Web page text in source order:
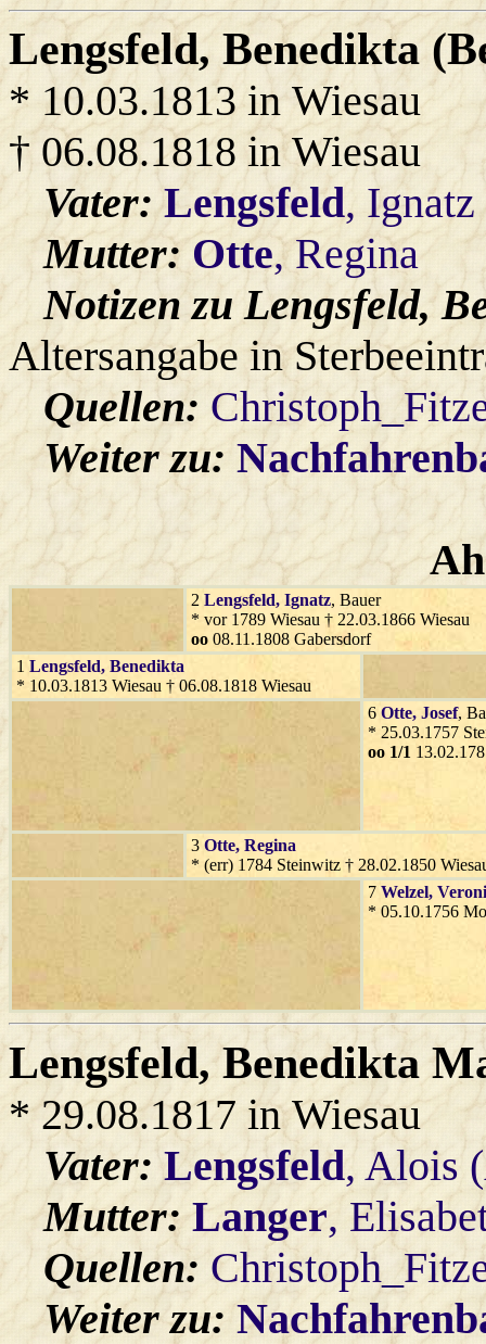
Lengsfeld, Benedikta
* 10.03.1813 in Wiesau
† 06.08.1818 in Wiesau
Vater:Lengsfeld, Ignatz
Mutter:Otte, Regina
Notizen zu Lengsfeld,
Altersangabe in
Quellen:
Weiter zu:
2 Lengsfeld, Ignatz, Bauer
* vor 1789 Wiesau † 22.03.1866 Wiesau
oo 08.11.1808 Gabersdorf
1 Lengsfeld, Benedikta
* 10.03.1813 Wiesau † 06.08.1818 Wiesau
6 Otte, Josef,
* 25.03.1757
oo 1/1
3 Otte, Regina
* (err) 1784 Steinwitz † 28.02.1850
7 Welzel,
* 05.10.1756
Lengsfeld, Benedikta
* 29.08.1817 in Wiesau
Vater:Lengsfeld, Alois
Mutter:Langer,
Quellen:
Weiter zu: